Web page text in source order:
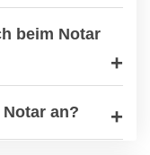
beim Notar
an?